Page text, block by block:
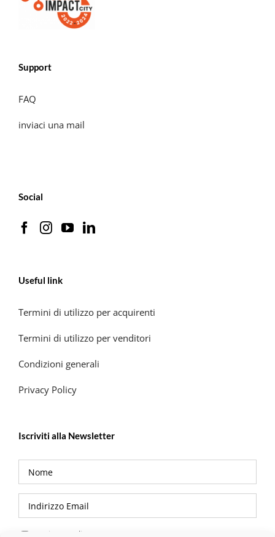
Support
FAQ
inviaci una mail
Social
Useful link
Termini di utilizzo per acquirenti
Termini di utilizzo per venditori
Condizioni generali
Privacy Policy
Iscriviti alla Newsletter
Privacy Policy